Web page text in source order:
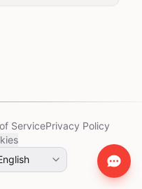
ServicePrivacy Policy